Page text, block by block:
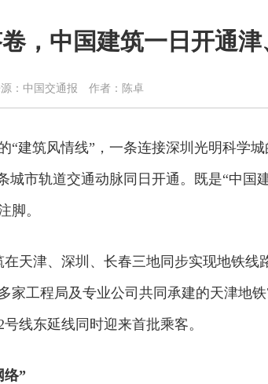
，中国建筑一日开通
：中国交通报 作者：陈卓
“建筑风情线”，一条连接深圳光明科学
城市轨道交通动脉同日开通。既是“中国
脚。
在天津、深圳、长春三地同步实现地铁
家工程局及专业公司共同承建的天津地
线东延线同时迎来首批乘客。
络”